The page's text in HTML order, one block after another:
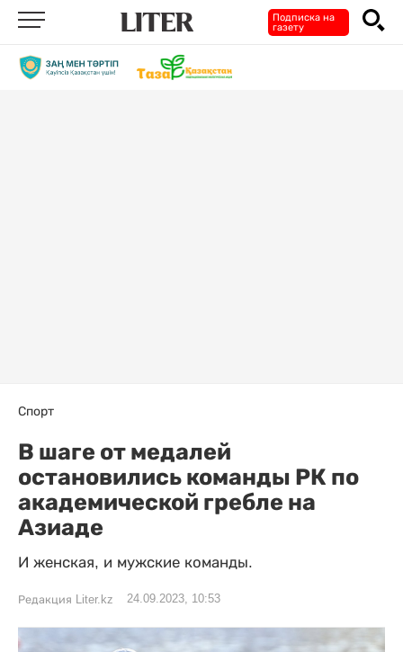
Подписка на
газету
Спорт
В шаге от медалей
остановились команды РК по
академической гребле на
Азиаде
И женская, и мужские команды.
Редакция Liter.kz 24.09.2023, 10:53